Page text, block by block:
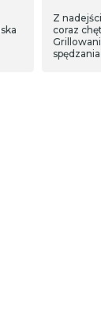
Z
coraz